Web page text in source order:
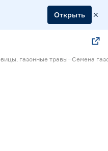
Открыть
газонные травы Семена